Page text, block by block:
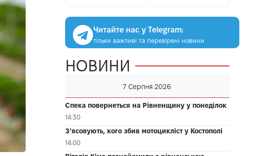
Читайте нас у Telegram:
тільки важливі та перевірені новини
НОВИНИ
7 Серпня 2026
Спека повернеться на Рівненщину у понеділок
14:30
З’ясовують, кого збив мотоцикліст у Костополі
14:00